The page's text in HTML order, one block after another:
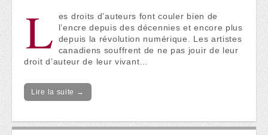
L
es droits d’auteurs font couler bien de
l’encre depuis des décennies et encore plus
depuis la révolution numérique. Les artistes
canadiens souffrent de ne pas jouir de leur
droit d’auteur de leur vivant…
Lire la suite →